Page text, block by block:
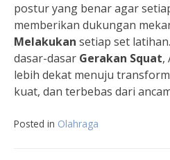
postur yang benar agar
memberikan dukungan
Melakukan setiap set
dasar-dasar Gerakan Squat,
lebih dekat menuju
kuat, dan terbebas dari
Posted in Olahraga